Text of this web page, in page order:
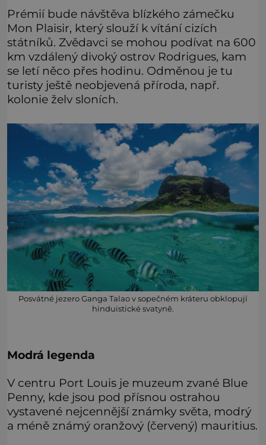
Prémií bude návštěva blízkého zámečku
Mon Plaisir, který slouží k vítání cizích
státníků. Zvědavci se mohou podívat na 600
km vzdálený divoký ostrov Rodrigues, kam
se letí něco přes hodinu. Odměnou je tu
turisty ještě neobjevená příroda, např.
kolonie želv sloních.
Posvátné jezero Ganga Talao v sopečném kráteru obklopují
hinduistické svatyně.
Modrá legenda
V centru Port Louis je muzeum zvané Blue
Penny, kde jsou pod přísnou ostrahou
vystavené nejcennější známky světa, modrý
a méně známý oranžový (červený) mauritius.